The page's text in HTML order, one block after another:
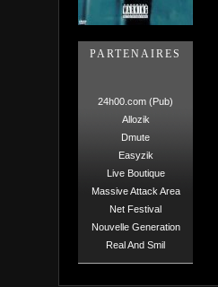
PARTENAIRES
24h00.com (Pub)
Allozik
Dmute
Easyzik
Live Boutique
Massive Attack Area
Net Festival
Nouvelle Generation
Real And Smil